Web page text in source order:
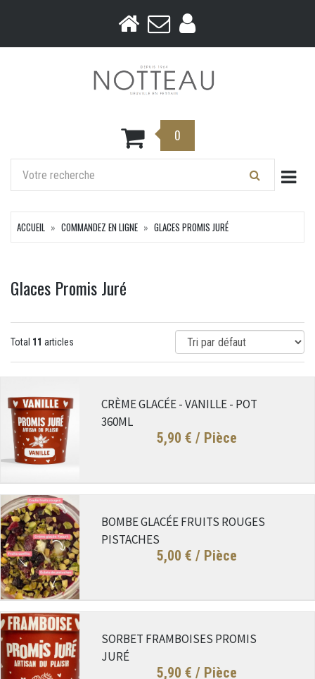
0
ACCUEIL COMMANDEZ EN LIGNE GLACES PROMIS JURÉ
Glaces Promis Juré
Total 11 articles
CRÈME GLACÉE - VANILLE - POT
360ML
5,90 € / Pièce
BOMBE GLACÉE FRUITS ROUGES
PISTACHES
5,00 € / Pièce
SORBET FRAMBOISES PROMIS
JURÉ
5,90 € / Pièce